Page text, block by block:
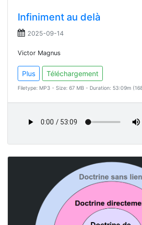
Infiniment au delà
2025-09-14
Victor Magnus
Plus Téléchargement
Filetype: MP3 - Size: 67 MB - Duration: 53:09m